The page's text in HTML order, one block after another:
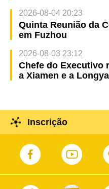
2026-08-04 20:23
Quinta Reunião da
em Fuzhou
2026-08-03 23:12
Chefe do Executivo
a Xiamen e a
Inscrição